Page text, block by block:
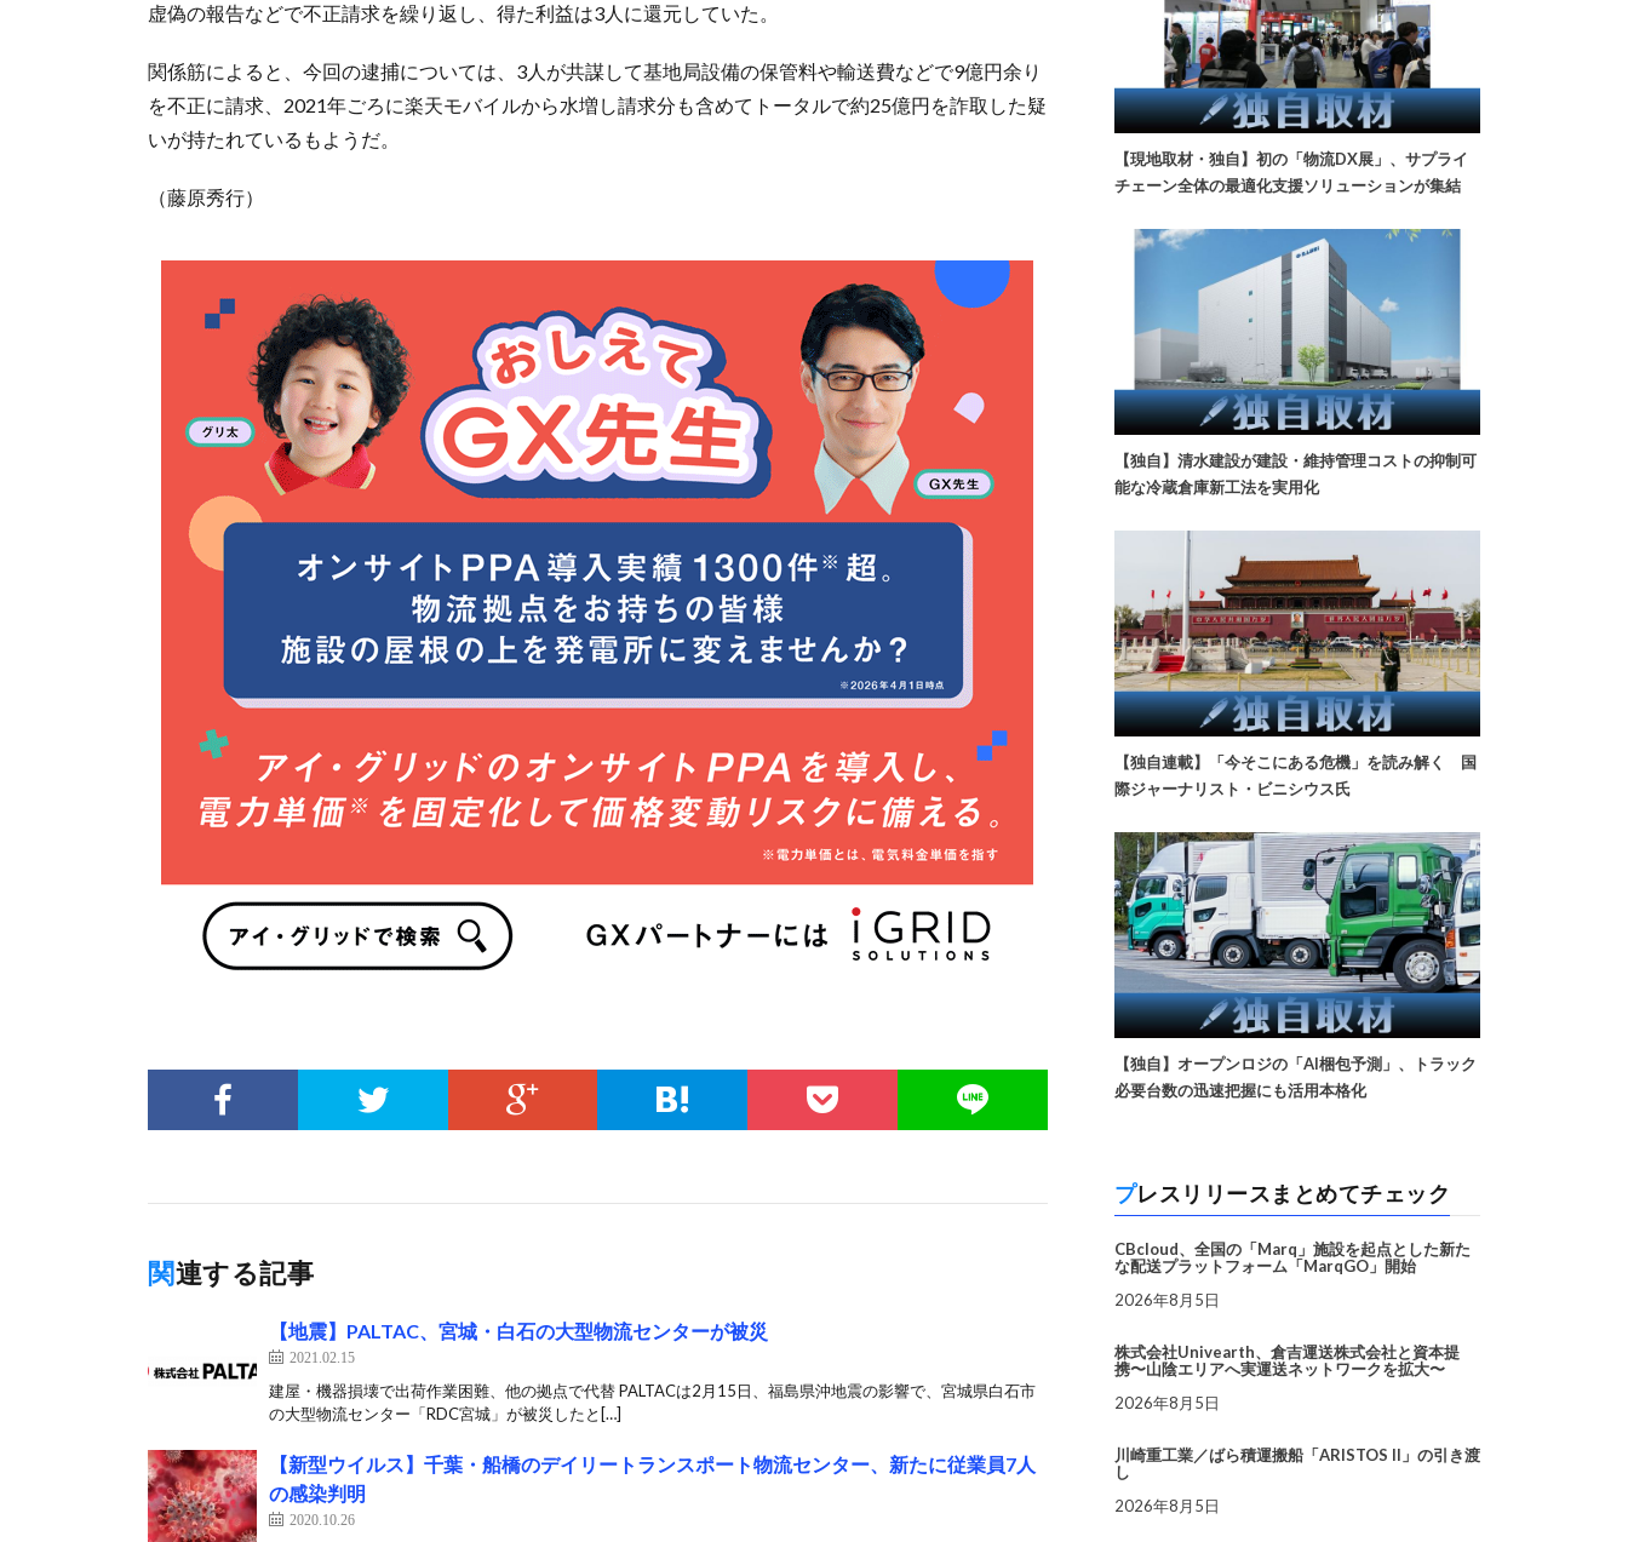
虚偽の報告などで不正請求を繰り返し、得た利益は3人に還元していた。
関係筋によると、今回の逮捕については、3人が共謀して基地局設備の保管料や輸送費などで9億円余り
を不正に請求、2021年ごろに楽天モバイルから水増し請求分も含めてトータルで約25億円を詐取した疑
いが持たれているもようだ。
（藤原秀行）
関連する記事
【地震】PALTAC、宮城・白石の大型物流センターが被災
2021.02.15
建屋・機器損壊で出荷作業困難、他の拠点で代替 PALTACは2月15日、福島県沖地震の影響で、宮城県白石市
の大型物流センター「RDC宮城」が被災したと[…]
【新型ウイルス】千葉・船橋のデイリートランスポート物流センター、新たに従業員7人
の感染判明
2020.10.26
【現地取材・独自】初の「物流DX展」、サプライ
チェーン全体の最適化支援ソリューションが集結
【独自】清水建設が建設・維持管理コストの抑制可
能な冷蔵倉庫新工法を実用化
【独自連載】「今そこにある危機」を読み解く 国
際ジャーナリスト・ビニシウス氏
【独自】オープンロジの「AI梱包予測」、トラック
必要台数の迅速把握にも活用本格化
プレスリリースまとめてチェック
CBcloud、全国の「Marq」施設を起点とした新た
な配送プラットフォーム「MarqGO」開始
2026年8月5日
株式会社Univearth、倉吉運送株式会社と資本提
携〜山陰エリアへ実運送ネットワークを拡大〜
2026年8月5日
川崎重工業／ばら積運搬船「ARISTOS II」の引き渡
し
2026年8月5日